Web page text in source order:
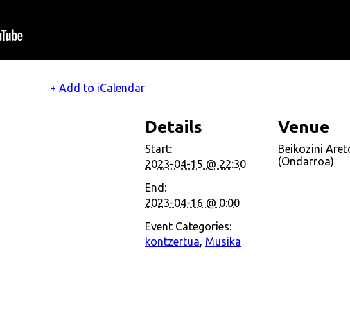
+ Add to iCalendar
Details
Start:
2023-04-15 @ 22:30
End:
2023-04-16 @ 0:00
Event Categories:
kontzertua, Musika
Venue
Beikozini
(Ondarroa)